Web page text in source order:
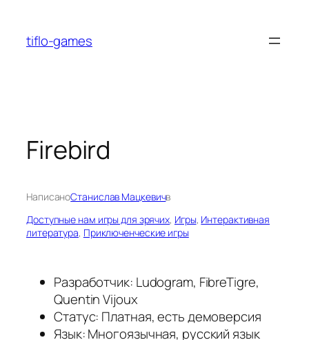
содержимому
tiflo-games
Firebird
НаписаноСтанислав Мацкевичв
Доступные нам игры для зрячих, Игры, Интерактивная
литература, Приключенческие игры
Разработчик: Ludogram, FibreTigre,
Quentin Vijoux
Статус: Платная, есть демоверсия
Язык: Многоязычная, русский язык